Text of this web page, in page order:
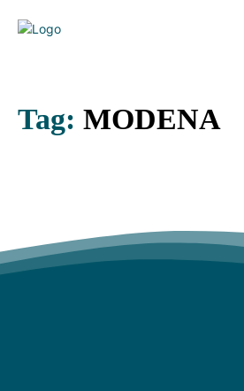
Tag: MODENA